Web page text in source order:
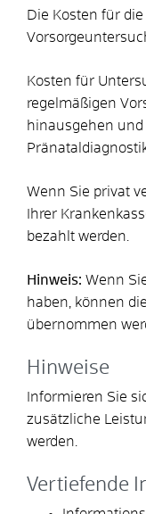
Die Kosten für
Kosten für
regelmäßigen
hinausgehen
Wenn Sie privat
Ihrer
bezahlt werden.
Hinweis: Wenn
haben, können
übernommen
Hinweise
Informieren Sie
zusätzliche
werden.
Vertiefende